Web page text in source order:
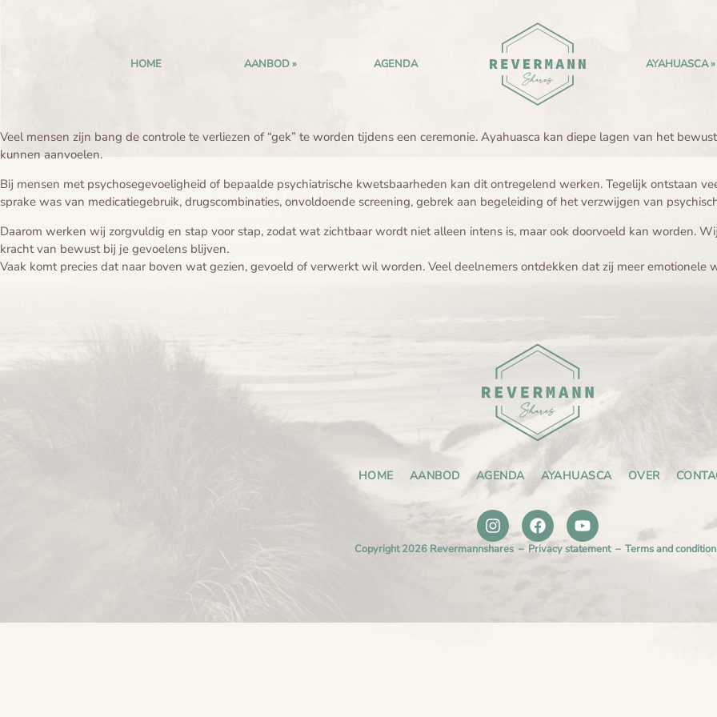
HOME AANBOD AGENDA AYAHUASCA
Veel mensen zijn bang de controle te verliezen of “gek” te worden tijdens een ceremonie. Ayahuasca kan diepe lagen van het
kunnen aanvoelen.
Bij mensen met psychosegevoeligheid of bepaalde psychiatrische kwetsbaarheden kan dit ontregelend werken. Tegelijk ontstaan
sprake was van medicatiegebruik, drugscombinaties, onvoldoende screening, gebrek aan begeleiding of het verzwijgen van
Daarom werken wij zorgvuldig en stap voor stap, zodat wat zichtbaar wordt niet alleen intens is, maar ook doorvoeld kan worden.
kracht van bewust bij je gevoelens blijven.
Vaak komt precies dat naar boven wat gezien, gevoeld of verwerkt wil worden. Veel deelnemers ontdekken dat zij meer
HOME AANBOD AGENDA AYAHUASCA OVER
Copyright 2026 Revermannshares – Privacy statement– Terms and